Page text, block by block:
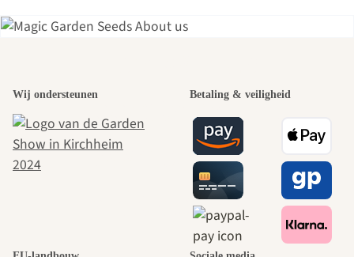
mooiste paden
naar onszelf
leidt door de
Wij ondersteunen Betaling & veiligheid